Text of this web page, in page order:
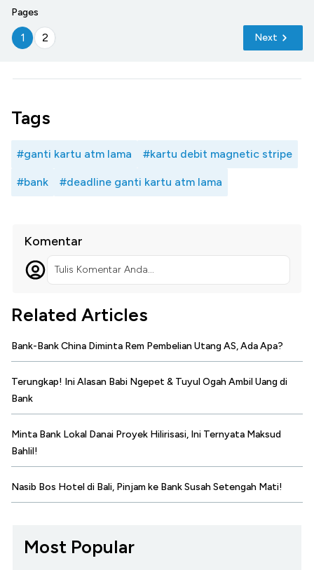
Pages
1 2 Next
Tags
#ganti kartu atm lama #kartu debit magnetic stripe
#bank #deadline ganti kartu atm lama
Komentar
Tulis Komentar Anda...
Related Articles
Bank-Bank China Diminta Rem Pembelian Utang AS, Ada Apa?
Terungkap! Ini Alasan Babi Ngepet & Tuyul Ogah Ambil Uang di
Bank
Minta Bank Lokal Danai Proyek Hilirisasi, Ini Ternyata Maksud
Bahlil!
Nasib Bos Hotel di Bali, Pinjam ke Bank Susah Setengah Mati!
Most Popular